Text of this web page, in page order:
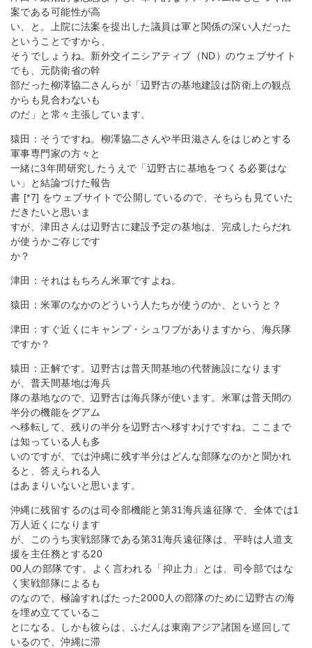
案である可能性が高
い、と。上院に法案を提出した議員は軍と関係の深い人だった
ということですから、
そうでしょうね。新外交イニシアティブ（ND）のウェブサイト
でも、元防衛省の幹
部だった柳澤協二さんらが「辺野古の基地建設は防衛上の観点
からも見合わないも
のだ」と常々主張しています。
猿田：そうですね。柳澤協二さんや半田滋さんをはじめとする
軍事専門家の方々と
一緒に3年間研究したうえで「辺野古に基地をつくる必要はな
い」と結論づけた報告
書 [*7] をウェブサイトで公開しているので、そちらも見ていた
だきたいと思いま
すが、津田さんは辺野古に建設予定の基地は、完成したらだれ
が使うかご存じです
か？
津田：それはもちろん米軍ですよね。
猿田：米軍のなかのどういう人たちが使うのか、というと？
津田：すぐ近くにキャンプ・シュワブがありますから、海兵隊
ですか？
猿田：正解です。辺野古は普天間基地の代替施設になります
が、普天間基地は海兵
隊の基地なので、辺野古は海兵隊が使います。米軍は普天間の
半分の機能をグアム
へ移転して、残りの半分を辺野古へ移すわけですね。ここまで
は知っている人も多
いのですが、では沖縄に残す半分はどんな部隊なのかと聞かれ
ると、答えられる人
はあまりいないと思います。
沖縄に残留するのは司令部機能と第31海兵遠征隊で、全体では1
万人近くになります
が、このうち実戦部隊である第31海兵遠征隊は、平時は人道支
援を主任務とする20
00人の部隊です。よく言われる「抑止力」とは、司令部ではな
く実戦部隊によるも
のなので、極論すればたった2000人の部隊のために辺野古の海
を埋め立てているこ
とになる。しかも彼らは、ふだんは東南アジア諸国を巡回して
いるので、沖縄に滞